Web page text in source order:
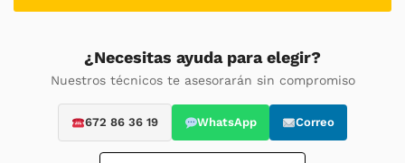
3000W
Conversión
¿Necesitas ayuda para elegir?
Nuestros técnicos te asesorarán sin compromiso
672 86 36 19 WhatsApp Correo